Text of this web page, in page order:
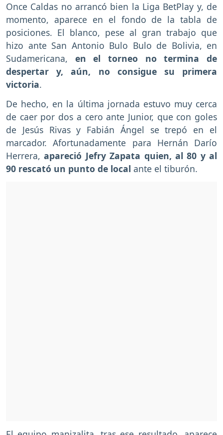
Once Caldas no arrancó bien la Liga BetPlay y, de
momento, aparece en el fondo de la tabla de
posiciones. El blanco, pese al gran trabajo que
hizo ante San Antonio Bulo Bulo de Bolivia, en
Sudamericana, en el torneo no termina de
despertar y, aún, no consigue su primera
victoria.
De hecho, en la última jornada estuvo muy cerca
de caer por dos a cero ante Junior, que con goles
de Jesús Rivas y Fabián Ángel se trepó en el
marcador. Afortunadamente para Hernán Darío
Herrera,apareció Jefry Zapata quien, al 80 y al
90 rescató un punto de local ante el tiburón.